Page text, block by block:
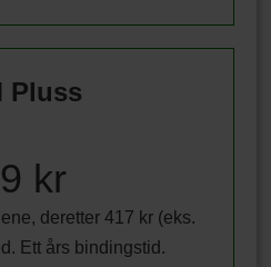
Pluss
kr
deretter 417 kr (eks.
Ett års bindingstid.